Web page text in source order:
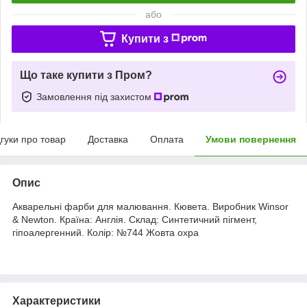
або
Купити з
Що таке купити з Пром?
Замовлення під захистом
про товар Доставка Оплата Умови повернення
Опис
Акварельні фарби для малювання. Кювета. Виробник Winsor
& Newton. Країна: Англія. Склад: Синтетичний пігмент,
гіпоалергенний. Колір: №744 Жовта охра
Характеристики